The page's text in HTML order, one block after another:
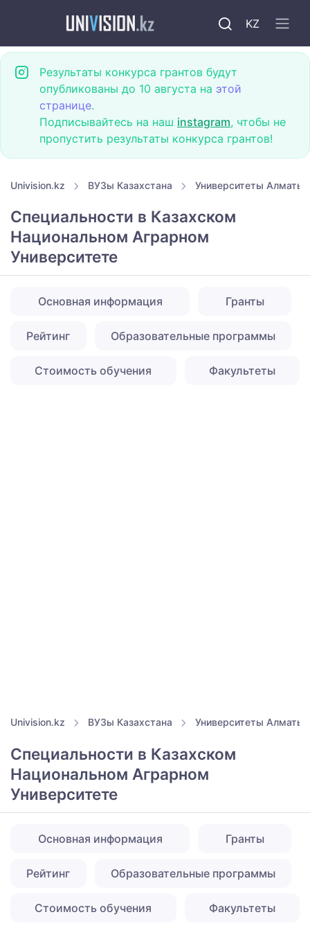
KZ
Результаты конкурса грантов будут
опубликованы до 10 августа на этой
странице.
Подписывайтесь на наш instagram, чтобы не
пропустить результаты конкурса грантов!
Univision.kz ВУЗы Казахстана Университеты Алматы
Специальности в Казахском
Национальном Аграрном
Университете
Основная информация Гранты
Рейтинг Образовательные программы
Стоимость обучения Факультеты
Univision.kz ВУЗы Казахстана Университеты Алматы
Специальности в Казахском
Национальном Аграрном
Университете
Основная информация Гранты
Рейтинг Образовательные программы
Стоимость обучения Факультеты